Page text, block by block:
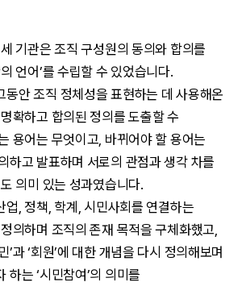
기관은 조직 구성원의 동의와 합의를
언어’를 수립할 수 있었습니다.
동안 조직 정체성을 표현하는 데 사용해온
확하고 합의된 정의를 도출할 수
용어는 무엇이고, 바뀌어야 할 용어는
하고 발표하며 서로의 관점과 생각 차를
의미 있는 성과였습니다.
업, 정책, 학계, 시민사회를 연결하는
의하며 조직의 존재 목적을 구체화했고,
’과 ‘회원’에 대한 개념을 다시 정의해보며
하는 ‘시민참여’의 의미를